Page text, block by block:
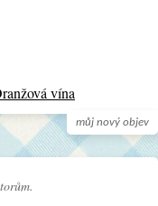
můj nový objev
vína